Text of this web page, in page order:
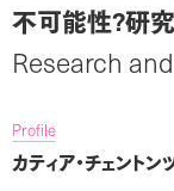
不可能性?研究
Research
Profile
カティア・チェントン